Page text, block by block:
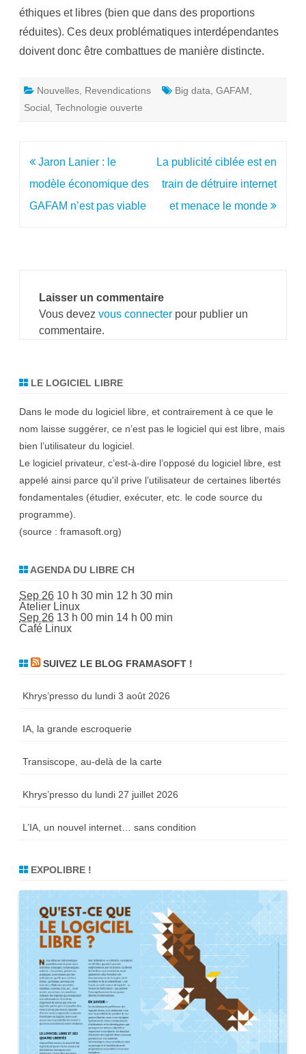
éthiques et libres (bien que dans des proportions
réduites). Ces deux problématiques interdépendantes
doivent donc être combattues de manière distincte.
Nouvelles Revendications Big data GAFAM
Social Technologie ouverte
Navigation
de
l’article
Jaron Lanier : le
modèle économique des
GAFAM n’est pas viable
La publicité ciblée est en
train de détruire internet
et menace le monde
Laisser un commentaire
Vous devez vous connecter pour publier un
commentaire.
LE LOGICIEL LIBRE
Dans le mode du logiciel libre, et contrairement à ce que le
nom laisse suggérer, ce n’est pas le logiciel qui est libre, mais
bien l’utilisateur du logiciel.
Le logiciel privateur, c’est-à-dire l’opposé du logiciel libre, est
appelé ainsi parce qu'il prive l’utilisateur de certaines libertés
fondamentales (étudier, exécuter, etc. le code source du
programme).
(source : framasoft.org)
AGENDA DU LIBRE CH
Sep 26 10 h 30 min 12 h 30 min
Atelier Linux
Sep 26 13 h 00 min 14 h 00 min
Café Linux
SUIVEZ LE BLOG FRAMASOFT !
Khrys’presso du lundi 3 août 2026
IA, la grande escroquerie
Transiscope, au-delà de la carte
Khrys’presso du lundi 27 juillet 2026
L’IA, un nouvel internet… sans condition
EXPOLIBRE !